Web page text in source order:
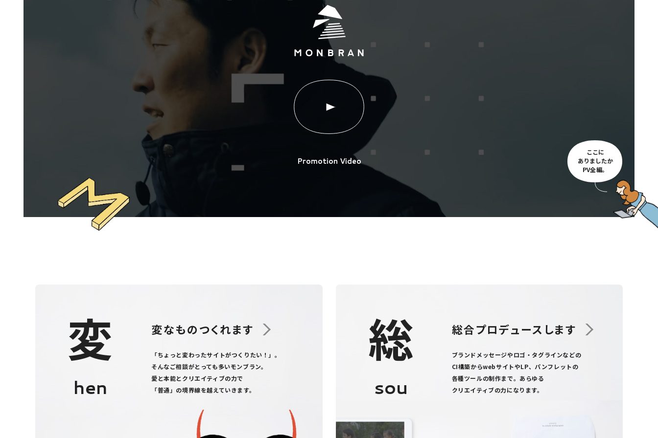
Promotion Video
ここに
ありましたか
PV全編。
総
sou
総合プロデュース します
ブランドメッセージやロゴ・タグラインなどの
CI構築からwebサイトやLP、パンフレットの
各種ツールの制作まで。 あらゆる
クリエイティブの力になります。
変
hen
変なものつくれます
「ちょっと変わったサイトがつくりたい！」。
そんなご相談がとっても多いモンブラン。
愛と本能とクリエイティブの力で
「普通」の境界線を越えていきます。